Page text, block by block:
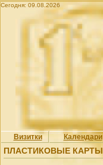
Сегодня: 09.08.2026
Визитки Календари
ПЛАСТИКОВЫЕ КАРТЫ